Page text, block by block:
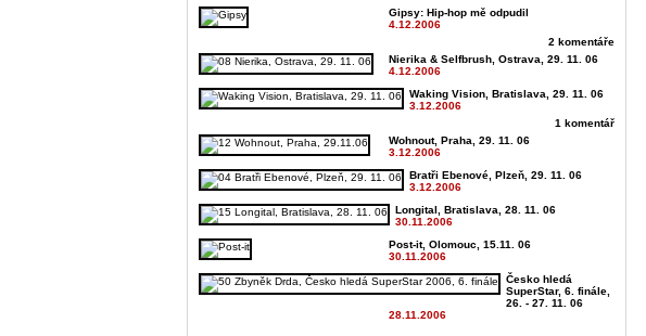
Gipsy: Hip-hop mě odpudil
4.12.2006
2 komentáře
Nierika & Selfbrush, Ostrava, 29. 11. 06
4.12.2006
Waking Vision, Bratislava, 29. 11. 06
3.12.2006
1 komentář
Wohnout, Praha, 29. 11. 06
3.12.2006
Bratři Ebenové, Plzeň, 29. 11. 06
3.12.2006
Longital, Bratislava, 28. 11. 06
30.11.2006
Post-it, Olomouc, 15.11. 06
30.11.2006
Česko hledá
SuperStar, 6. finále,
26. - 27. 11. 06
28.11.2006